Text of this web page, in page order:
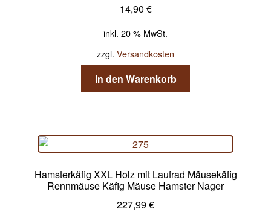
14,90 €
inkl. 20 % MwSt.
zzgl. Versandkosten
In den Warenkorb
Hamsterkäfig XXL Holz mit Laufrad Mäusekäfig
Rennmäuse Käfig Mäuse Hamster Nager
227,99€